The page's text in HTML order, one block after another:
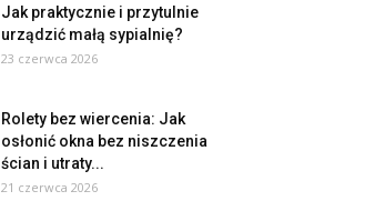
Jak praktycznie i przytulnie
urządzić małą sypialnię?
23 czerwca 2026
Rolety bez wiercenia: Jak
osłonić okna bez niszczenia
ścian i utraty...
21 czerwca 2026